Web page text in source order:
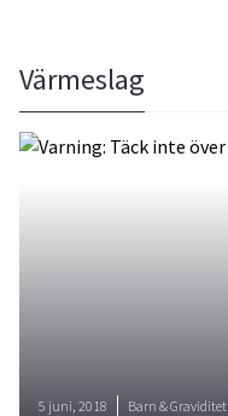
Värmeslag
5 juni, 2018 Barn & Graviditet